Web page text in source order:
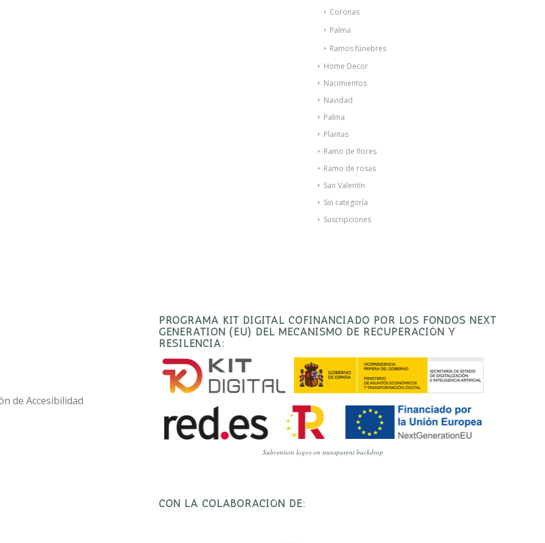
Coronas
Palma
Ramos fúnebres
Home Decor
Nacimientos
Navidad
Palma
Plantas
Ramo de flores
Ramo de rosas
San Valentín
Sin categoría
Suscripciones
de Accesibilidad
PROGRAMA KIT DIGITAL COFINANCIADO POR LOS FONDOS NEXT
GENERATION (EU) DEL MECANISMO DE RECUPERACIÓN Y
RESILENCIA:
Subvention logos on transparent backdrop
CON LA COLABORACIÓN DE: